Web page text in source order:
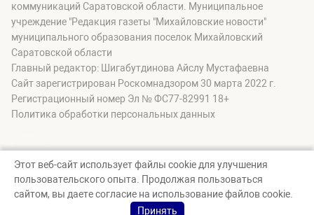
коммуникаций Саратовской области. Муниципальное
учреждение "Редакция газеты "Михайловские новости"
муниципального образования поселок Михайловский
Саратовской области
Главный редактор: Шигабутдинова Айслу Мустафаевна
Сайт зарегистрирован Роскомнадзором 30 марта 2022 г.
Регистрационный номер Эл № ФС77-82991 18+
Политика обработки персональных данных
© Михайловские новости, 2026
Создание сайта — nopreset
Этот веб-сайт использует файлы cookie для улучшения
пользовательского опыта. Продолжая пользоваться
сайтом, вы даете согласие на использование файлов cookie.
Принять